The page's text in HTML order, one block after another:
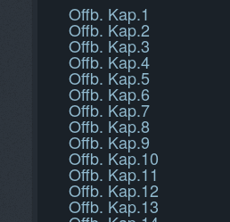
Offb. Kap.1
Offb. Kap.2
Offb. Kap.3
Offb. Kap.4
Offb. Kap.5
Offb. Kap.6
Offb. Kap.7
Offb. Kap.8
Offb. Kap.9
Offb. Kap.10
Offb. Kap.11
Offb. Kap.12
Offb. Kap.13